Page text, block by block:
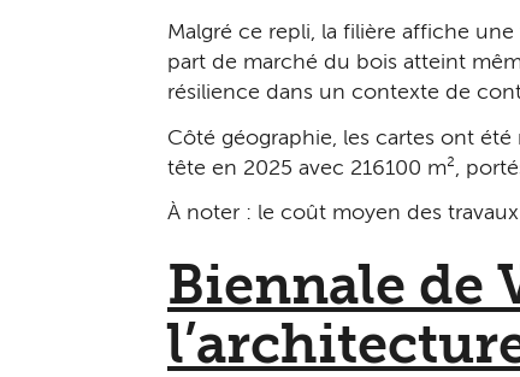
Malgré ce repli, la filière affiche
part de marché du bois atteint
résilience dans un contexte de
Côté géographie, les cartes ont
tête en 2025 avec 216 100 m²,
À noter : le coût moyen des travaux
Biennale de